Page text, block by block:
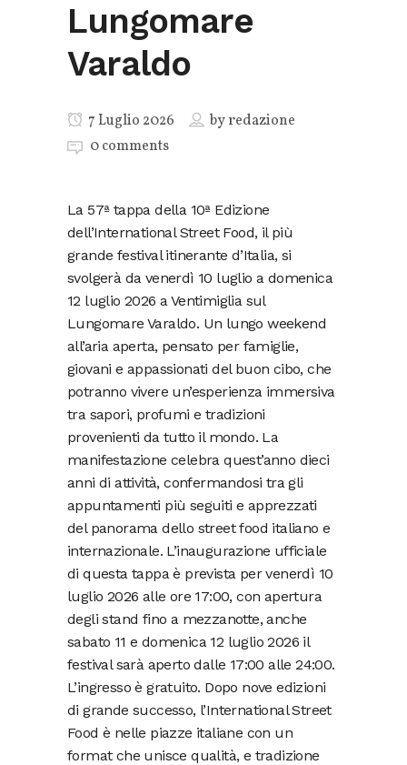
Lungomare
Varaldo
7 Luglio 2026 byredazione
0 comments
La 57ª tappa della 10ª Edizione
dell’International Street Food, il più
grande festival itinerante d’Italia, si
svolgerà da venerdì 10 luglio a domenica
12 luglio 2026 a Ventimiglia sul
Lungomare Varaldo. Un lungo weekend
all’aria aperta, pensato per famiglie,
giovani e appassionati del buon cibo, che
potranno vivere un’esperienza immersiva
tra sapori, profumi e tradizioni
provenienti da tutto il mondo. La
manifestazione celebra quest’anno dieci
anni di attività, confermandosi tra gli
appuntamenti più seguiti e apprezzati
del panorama dello street food italiano e
internazionale. L’inaugurazione ufficiale
di questa tappa è prevista per venerdì 10
luglio 2026 alle ore 17:00, con apertura
degli stand fino a mezzanotte, anche
sabato 11 e domenica 12 luglio 2026 il
festival sarà aperto dalle 17:00 alle 24:00.
L’ingresso è gratuito. Dopo nove edizioni
di grande successo, l’International Street
Food è nelle piazze italiane con un
format che unisce qualità, e tradizione